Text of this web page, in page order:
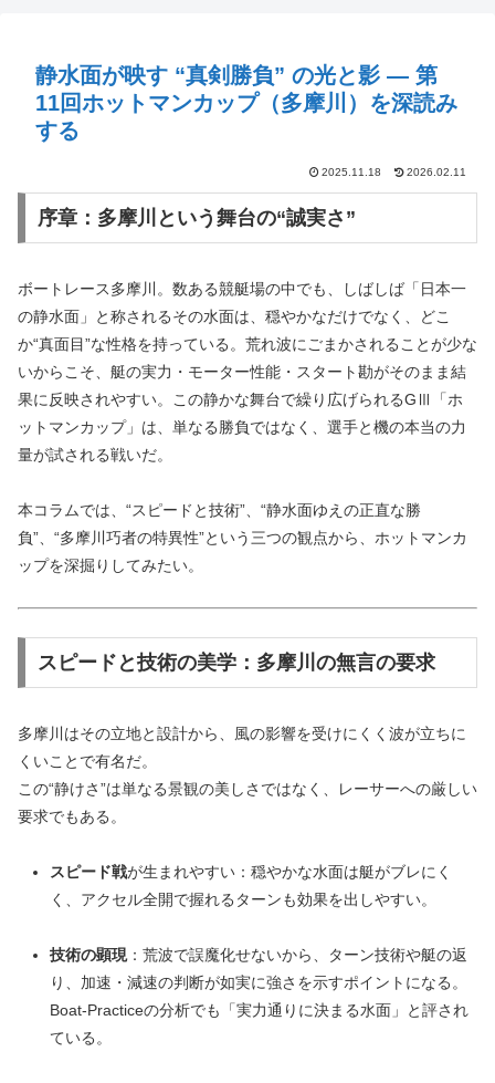
静水面が映す “真剣勝負” の光と影 — 第
11回ホットマンカップ（多摩川）を深読み
する
2025.11.18 2026.02.11
序章：多摩川という舞台の“誠実さ”
ボートレース多摩川。数ある競艇場の中でも、しばしば「日本一
の静水面」と称されるその水面は、穏やかなだけでなく、どこ
か“真面目”な性格を持っている。荒れ波にごまかされることが少な
いからこそ、艇の実力・モーター性能・スタート勘がそのまま結
果に反映されやすい。この静かな舞台で繰り広げられるGⅢ「ホ
ットマンカップ」は、単なる勝負ではなく、選手と機の本当の力
量が試される戦いだ。
本コラムでは、“スピードと技術”、“静水面ゆえの正直な勝
負”、“多摩川巧者の特異性”という三つの観点から、ホットマンカ
ップを深掘りしてみたい。
スピードと技術の美学：多摩川の無言の要求
多摩川はその立地と設計から、風の影響を受けにくく波が立ちに
くいことで有名だ。
この“静けさ”は単なる景観の美しさではなく、レーサーへの厳しい
要求でもある。
スピード戦が生まれやすい：穏やかな水面は艇がブレにく
く、アクセル全開で握れるターンも効果を出しやすい。
技術の顕現：荒波で誤魔化せないから、ターン技術や艇の返
り、加速・減速の判断が如実に強さを示すポイントになる。
Boat-Practiceの分析でも「実力通りに決まる水面」と評され
ている。